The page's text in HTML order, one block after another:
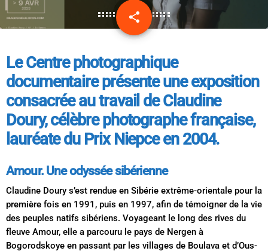
share
email
Le Centre photographique
documentaire présente une exposition
consacrée au travail de Claudine
Doury, célèbre photographe française,
lauréate du Prix Niepce en 2004.
Amour. Une odyssée sibérienne
Claudine Doury s’est rendue en Sibérie extrême-orientale pour la
première fois en 1991, puis en 1997, afin de témoigner de la vie
des peuples natifs sibériens. Voyageant le long des rives du
fleuve Amour, elle a parcouru le pays de Nergen à
Bogorodskoye en passant par les villages de Boulava et d’Ous-